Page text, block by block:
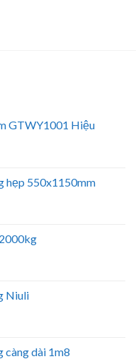
GTWY1001 Hiệu
hẹp 550x1150mm
Niuli
càng dài 1m8